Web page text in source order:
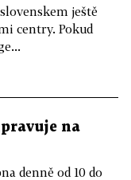
ještě
centry. Pokud
na
denně od 10 do